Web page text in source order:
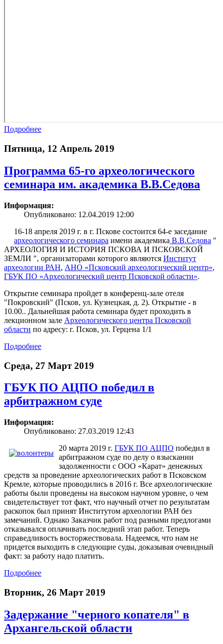
Подробнее
Пятница, 12 Апрель 2019
Программа 65-го археологического
семинара им. академика В.В.Седова
Информация:
Опубликовано: 12.04.2019 12:00
16-18 апреля 2019 г. в г. Пскове состоится 64-е заседание
археологического семинара имени академика В.В.Седова "
АРХЕОЛОГИЯ И ИСТОРИЯ ПСКОВА И ПСКОВСКОЙ
ЗЕМЛИ ", организаторами которого являются Институт
археологии РАН, АНО «Псковский археологический центр»,
ГБУК ПО «Археологический центр Псковской области».
Открытие семинара пройдет в конференц-зале отеля
"Покровский" (Псков, ул. Кузнецкая, д. 2). Открытие - в
10.00.. Дальнейшая работа семинара будет проходить в
лекционном зале Археологического центра Псковской
области по адресу: г. Псков, ул. Герцена 1/1
Подробнее
Среда, 27 Март 2019
ГБУК ПО АЦПО победил в
арбитражном суде
Информация:
Опубликовано: 27.03.2019 12:43
20 марта 2019 г. ГБУК ПО АЦПО победил в
арбитражном суде по делу о взыскании
задолженности с ООО «Карат» денежных
средств за проведение археологических работ в Псковском
Кремле, которые проводились в 2016 г. Все археологические
работы были проведены на высоком научном уровне, о чем
свидетельствует тот факт, что научный отчет по результатам
раскопок был принят Институтом археологии РАН без
замечаний. Однако Заказчик работ под разными предлогами
отказывался оплачивать последний этап работ. Теперь
справедливость восторжествовала. Надеемся, что нам не
придется выходить в следующие суды, доказывая очевидный
факт: за работу надо платить.
Подробнее
Вторник, 26 Март 2019
Задержание "черного копателя" в
Архангельской области